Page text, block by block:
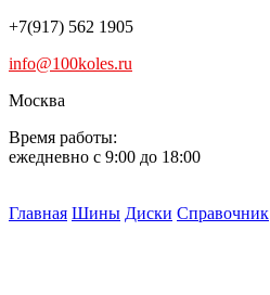
+7(917) 562 1905
info@100koles.ru
Москва
Время работы:
ежедневно с 9:00 до 18:00
Главная Шины Диски Справочник